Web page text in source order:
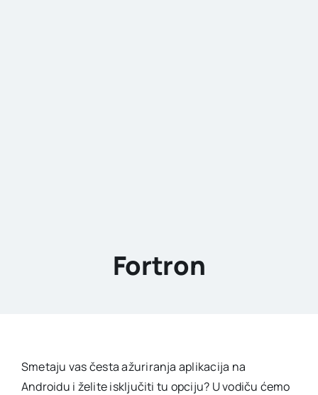
Fortron
Smetaju vas česta ažuriranja aplikacija na
Androidu i želite isključiti tu opciju? U vodiču ćemo